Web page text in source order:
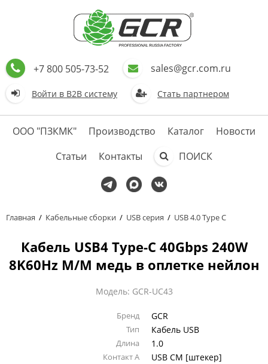
+7 800 505-73-52 sales@gcr.com.ru
Войти в В2В систему Стать партнером
ООО "ПЗКМК" Производство Каталог
Новости
Статьи
Контакты ПОИСК
Главная / Кабельные сборки / USB серия / USB 4.0 Type C
Кабель USB4 Type-C 40Gbps 240W
8K60Hz M/M медь в оплетке нейлон
Модель: GCR-UC43
Бренд GCR
Тип Кабель USB
Длина 1.0
Контакт А USB CM [штекер]